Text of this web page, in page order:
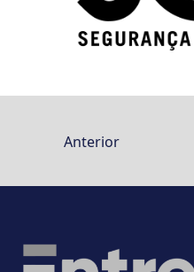
Anterior